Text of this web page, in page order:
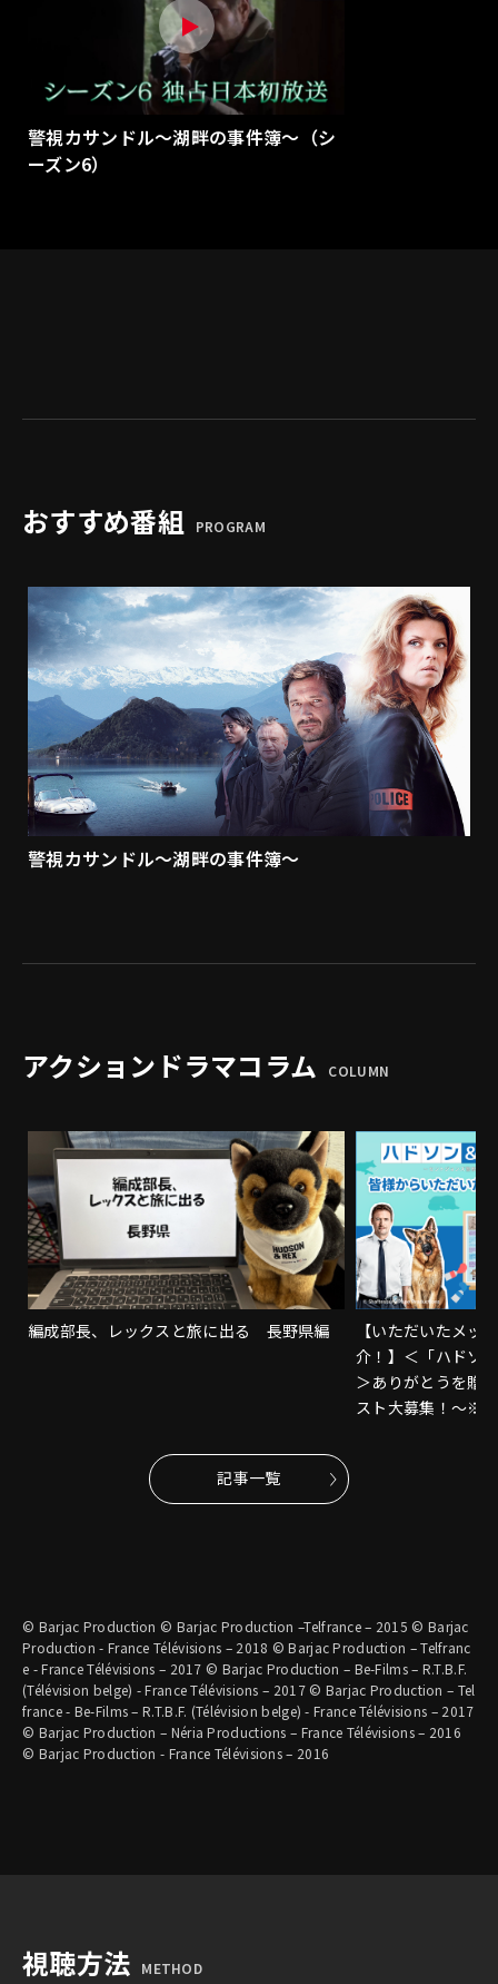
警視カサンドル～湖畔の事件簿～（シ
ーズン6）
おすすめ番組 PROGRAM
警視カサンドル～湖畔の事件簿～
アクションドラマコラム COLUMN
編成部長、レックスと旅に出る 長野県編
【いただいたメッ
介！】＜「ハドソ
＞ありがとうを贈
スト大募集！～※
記事一覧
© Barjac Production © Barjac Production –Telfrance – 2015 © Barjac
Production - France Télévisions – 2018 © Barjac Production – Telfranc
e - France Télévisions – 2017 © Barjac Production – Be-Films – R.T.B.F.
(Télévision belge) - France Télévisions – 2017 © Barjac Production – Tel
france - Be-Films – R.T.B.F. (Télévision belge) - France Télévisions – 2017
© Barjac Production – Néria Productions – France Télévisions – 2016
© Barjac Production - France Télévisions – 2016
視聴方法 METHOD